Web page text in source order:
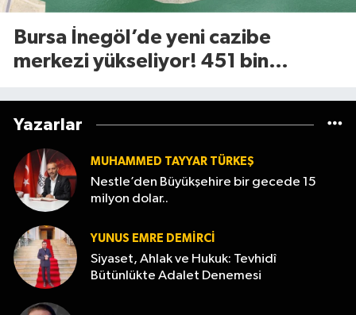
Bursa İnegöl’de yeni cazibe
merkezi yükseliyor! 451 bin
Yazarlar
MUHAMMED TAYYAR TÜRKEŞ
Nestle’den Büyükşehire bir gecede 15
milyon dolar..
YUNUS EMRE DEMIRCI
Siyaset, Ahlak ve Hukuk: Tevhidî
Bütünlükte Adalet Denemesi